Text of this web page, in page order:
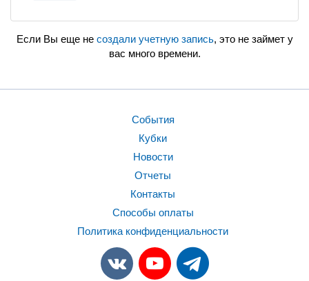
Если Вы еще не создали учетную запись, это не займет у
вас много времени.
События
Кубки
Новости
Отчеты
Контакты
Способы оплаты
Политика конфиденциальности